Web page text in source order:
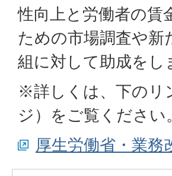
性向上と労働者の賃
ための市場調査や
組に対して助成をし
※詳しくは、下のリ
ジ）をご覧ください
厚生労働省・業務